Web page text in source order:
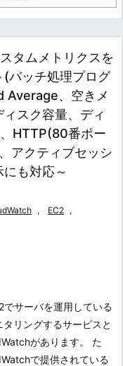
タムメトリクスを
バッチ処理プログ
Average、空きメ
スク容量、ディ
HTTP(80番ポー
アクティブセッシ
も対応～
, EC2 ,
でサーバを運用している
リングするサービスと
があります。 た
で提供されている